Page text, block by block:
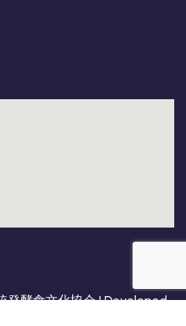
酵食文化協会 | Developed